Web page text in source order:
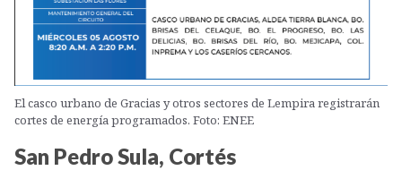
El casco urbano de Gracias y otros sectores de Lempira registrarán
cortes de energía programados. Foto: ENEE
San Pedro Sula, Cortés